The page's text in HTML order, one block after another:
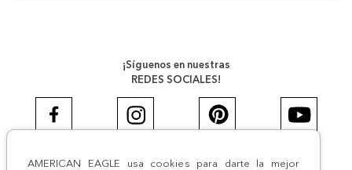
AMERICAN EAGLE usa cookies para darte la mejor
¡Síguenos en nuestras
REDES SOCIALES!